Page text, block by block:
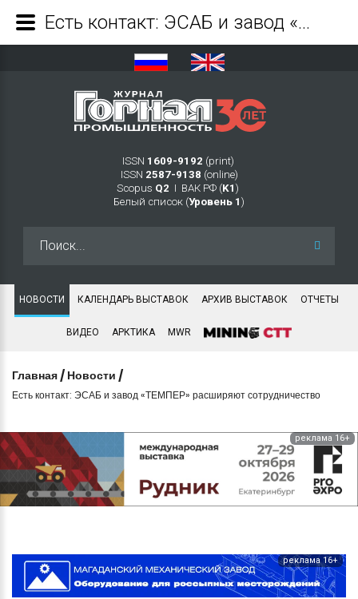
ISSN 1609-9192 (print)
ISSN 2587-9138 (online)
Scopus Q2 Ι ВАК РФ (K1 )
Белый список (Уровень 1 )
НОВОСТИ КАЛЕНДАРЬ ВЫСТАВОК АРХИВ ВЫСТАВОК ОТЧЕТЫ
ВИДЕО АРКТИКА MWR
Главная / Новости /
Есть контакт: ЭСАБ и завод «ТЕМПЕР» расширяют сотрудничество
реклама 16+
реклама 16+
Есть контакт: ЭСАБ и завод «ТЕМПЕР» расширяют сотрудничество - Журнал Горная промышленность